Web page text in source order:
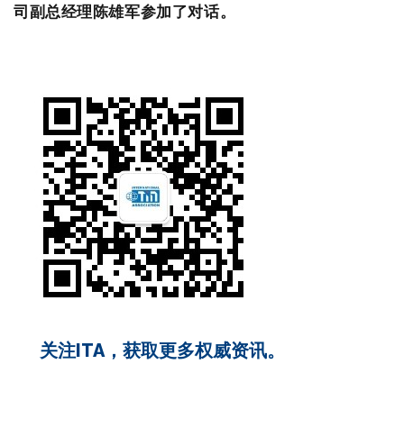
司副总经理陈雄军参加了对话。
关注ITA，获取更多权威资讯。